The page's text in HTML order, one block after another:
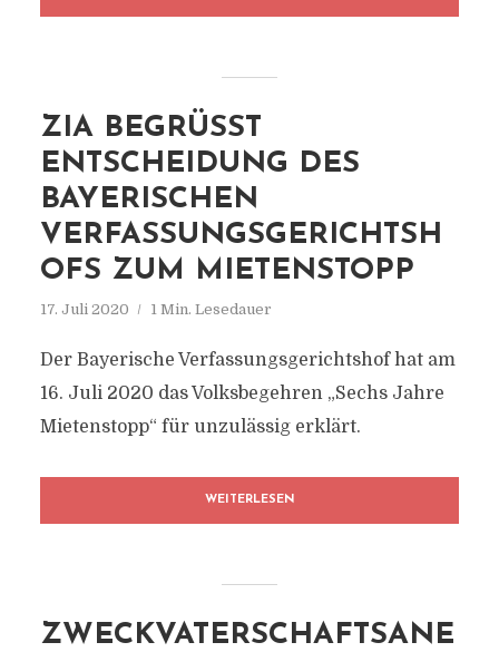
ZIA BEGRÜSST E
NTSCHEIDUNG DES B
AYERISCHEN V
ERFASSUNGSGERICHTSHO
FS ZUM MIETENSTOPP
17. Juli 2020 1 Min. Lesedauer
Der Bayerische Verfassungsgerichtshof hat am
16. Juli 2020 das Volksbegehren „Sechs Jahre
Mietenstopp“ für unzulässig erklärt.
WEITERLESEN
ZWECKVATERSCHAFTSANE